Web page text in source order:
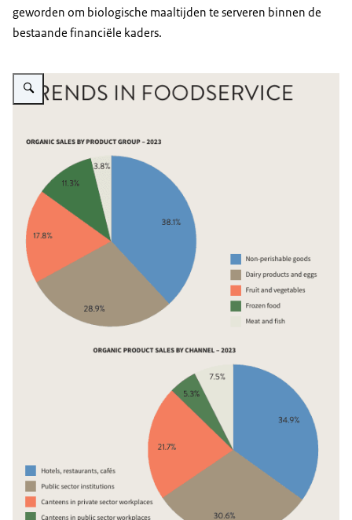
geworden om biologische maaltijden te serveren binnen de
bestaande financiële kaders.
Vergroot afbeelding Twee grafieken met data van biologische verkoop